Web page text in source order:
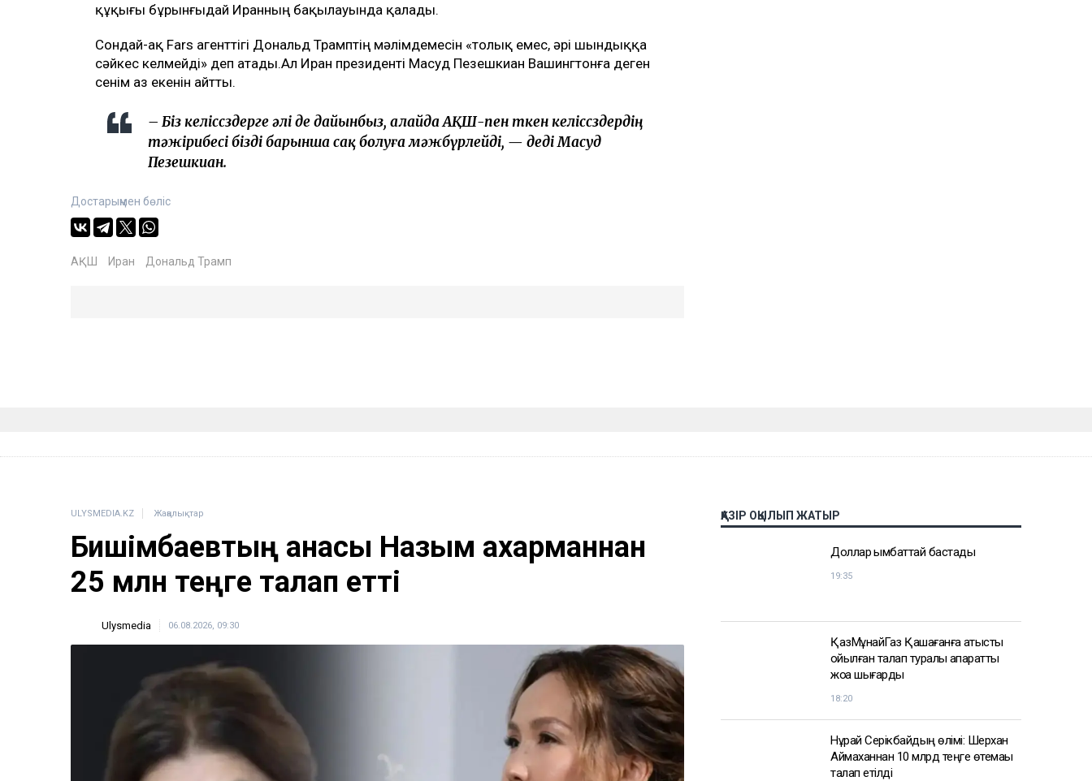
құқығы бұрынғыдай Иранның бақылауында қалады.
Сондай-ақ Fars агенттігі Дональд Трамптің мәлімдемесін «толық емес, әрі шындыққа
сәйкес келмейді» деп атады.Ал Иран президенті Масуд Пезешкиан Вашингтонға деген
сенім аз екенін айтты.
– Біз келіссөздерге әлі де дайынбыз, алайда АҚШ-пен өткен келіссөздердің
тәжірибесі бізді барынша сақ болуға мәжбүрлейді, — деді Масуд
Пезешкиан.
Достарыңмен бөліс
АҚШ Иран Дональд Трамп
ULYSMEDIA.KZ Жаңалықтар
Бишімбаевтың анасы Назым Қахарманнан
25 млн теңге талап етті
Ulysmedia 06.08.2026, 09:30
ҚАЗІР ОҚЫЛЫП ЖАТЫР
Доллар қымбаттай бастады
19:35
ҚазМұнайГаз Қашағанға қатысты
қойылған талап туралы ақпаратты
жоққа шығарды
18:20
Нұрай Серікбайдың өлімі: Шерхан
Аймаханнан 10 млрд теңге өтемақы
талап етілді